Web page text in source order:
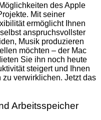
des Apple
Mit seiner
ermöglicht Ihnen
anspruchsvollster
Musik produzieren
möchten – der Mac
Sie ihn noch heute
steigert und Ihnen
verwirklichen. Jetzt das
Arbeitsspeicher